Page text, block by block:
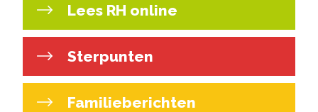
Lees RH online
Sterpunten
Familieberichten